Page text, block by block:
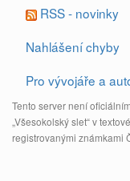
RSS - novinky
Nahlášení chyby
Pro vývojáře a
Tento server není
„Všesokolský slet“ v
registrovanými známkami